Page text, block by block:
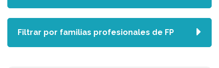
Filtrar por familias profesionales de FP